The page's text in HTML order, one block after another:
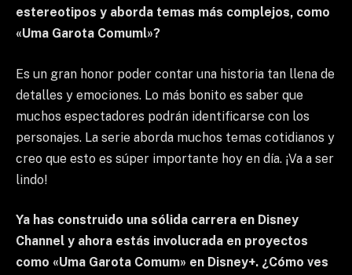
estereotipos y aborda temas más complejos, como
«Uma Garota Comuml»?
Es un gran honor poder contar una historia tan llena de
detalles y emociones. Lo más bonito es saber que
muchos espectadores podrán identificarse con los
personajes. La serie aborda muchos temas cotidianos y
creo que esto es súper importante hoy en día. ¡Va a ser
lindo!
Ya has construido una sólida carrera en Disney
Channel y ahora estás involucrada en proyectos
como «Uma Garota Comum» en Disney+. ¿Cómo ves